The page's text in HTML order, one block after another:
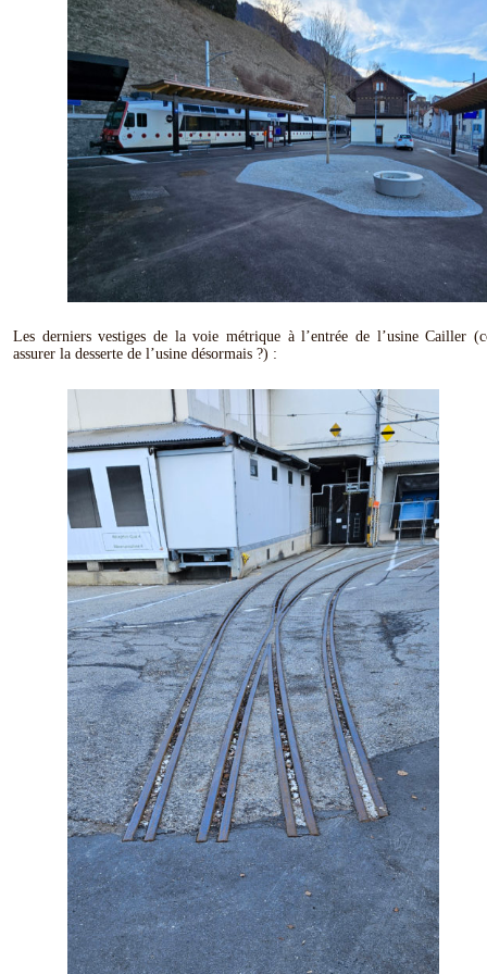
Les derniers vestiges de la voie métrique à l’entrée de l’usine Cailler
assurer la desserte de l’usine désormais ?) :